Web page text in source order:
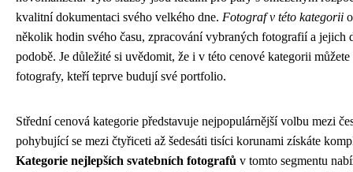
kvalitní dokumentaci svého velkého dne. Fotograf v této kategorii
několik hodin svého času, zpracování vybraných fotografií a jejich
podobě. Je důležité si uvědomit, že i v této cenové kategorii
fotografy, kteří teprve budují své portfolio.
Střední cenová kategorie představuje nejpopulárnější volbu mezi
pohybující se mezi čtyřiceti až šedesáti tisíci korunami získáte
Kategorie nejlepších svatebních fotografů v tomto segmentu